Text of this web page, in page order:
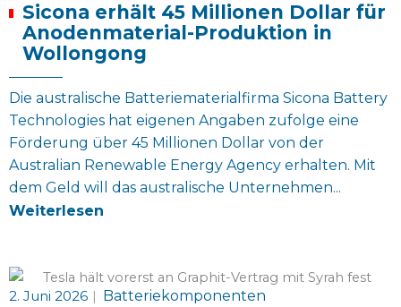
Sicona erhält 45 Millionen Dollar für
Anodenmaterial-Produktion in
Wollongong
Die australische Batteriematerialfirma Sicona Battery
Technologies hat eigenen Angaben zufolge eine
Förderung über 45 Millionen Dollar von der
Australian Renewable Energy Agency erhalten. Mit
dem Geld will das australische Unternehmen...
Weiterlesen
2. Juni 2026 | Batteriekomponenten